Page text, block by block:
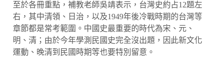
至於各冊重點，補教老師吳靖表示，台灣史約占12題左
右，其中清領、日治，以及1949年後冷戰時期的台灣等
章節都是常考範圍。中國史最重要的時代為宋、元、
明、清；由於今年學測民國史完全沒出題，因此新文化
運動、晚清到民國時期等也要特別留意。